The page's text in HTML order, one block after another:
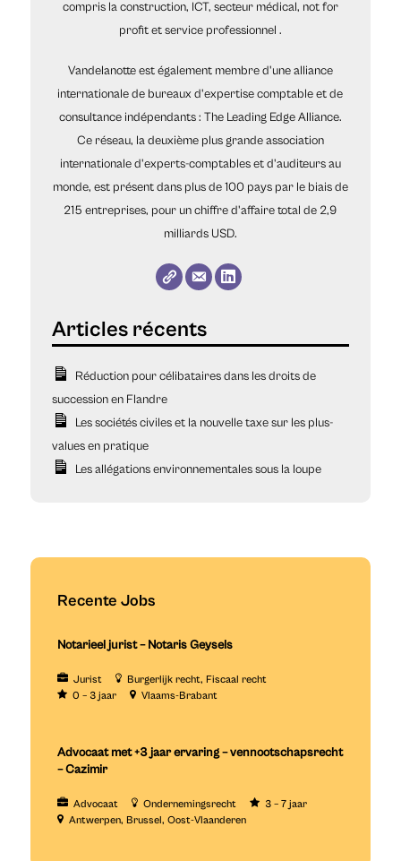
compris la construction, ICT, secteur médical, not for
profit et service professionnel .
Vandelanotte est également membre d'une alliance
internationale de bureaux d'expertise comptable et de
consultance indépendants : The Leading Edge Alliance.
Ce réseau, la deuxième plus grande association
internationale d'experts-comptables et d'auditeurs au
monde, est présent dans plus de 100 pays par le biais de
215 entreprises, pour un chiffre d'affaire total de 2,9
milliards USD.
Réduction pour célibataires dans les droits de
succession en Flandre
Les sociétés civiles et la nouvelle taxe sur les plus-
values en pratique
Les allégations environnementales sous la loupe
Recente Jobs
Notarieel jurist – Notaris Geysels
Jurist Burgerlijk recht Fiscaal recht
0 – 3 jaar
Vlaams-Brabant
Advocaat met +3 jaar ervaring – vennootschapsrecht
– Cazimir
Advocaat Ondernemingsrecht
3 – 7 jaar
Antwerpen Brussel Oost-Vlaanderen